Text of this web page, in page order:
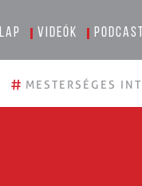
Videók
# MESTERSÉGES